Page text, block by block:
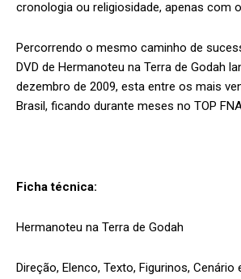
cronologia ou religiosidade, apenas com
Percorrendo o mesmo caminho de
DVD de Hermanoteu na Terra de Godah
dezembro de 2009, esta entre os mais
Brasil, ficando durante meses no TOP
Ficha técnica:
Hermanoteu na Terra de Godah
Direção, Elenco, Texto, Figurinos, Cenário